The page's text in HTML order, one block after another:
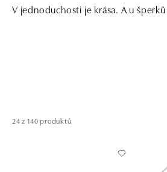
V jednoduchosti je krása. A u
24 z 140 produktů